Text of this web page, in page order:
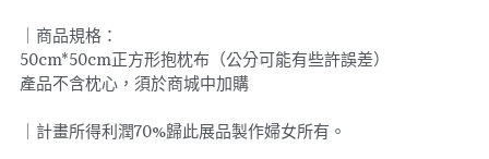
｜商品規格：
50cm*50cm正方形抱枕布（公分可能有些許誤差）
產品不含枕心，須於商城中加購
｜計畫所得利潤70%歸此展品製作婦女所有。